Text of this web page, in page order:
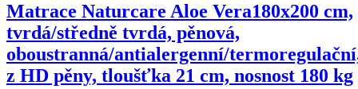
Matrace Naturcare Aloe Vera180x200 cm,
tvrdá/středně tvrdá, pěnová,
oboustranná/antialergenní/
z HD pěny, tloušťka 21 cm, nosnost 180 kg